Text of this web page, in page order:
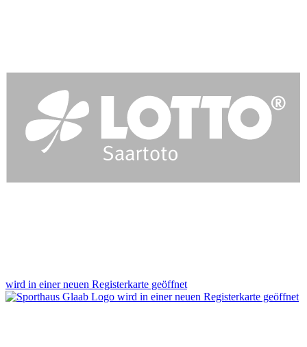
wird in einer neuen Registerkarte geöffnet
wird in einer neuen Registerkarte geöffnet